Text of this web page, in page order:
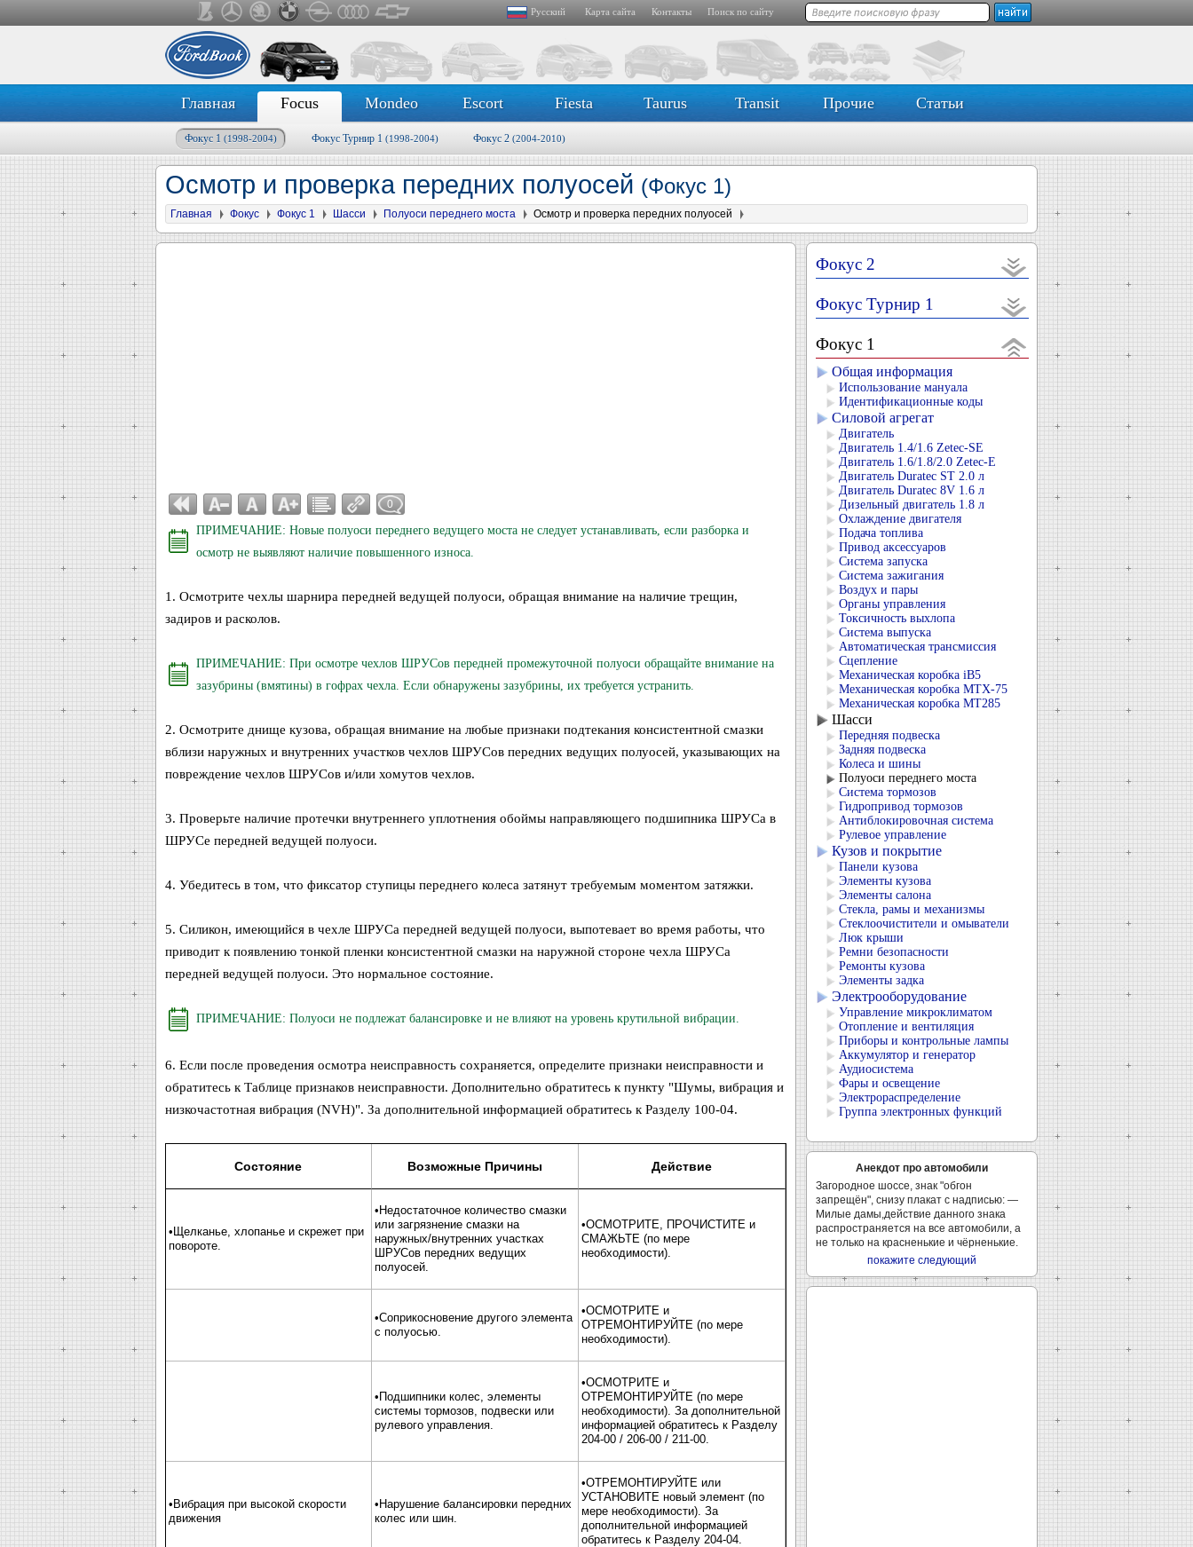
Русский Карта сайта Контакты Поиск по сайту
Главная Focus Mondeo Escort Fiesta Taurus Transit Прочие Статьи
Фокус 1 (1998-2004) Фокус Турнир 1 (1998-2004) Фокус 2 (2004-2010)
Осмотр и проверка передних полуосей (Фокус 1)
Главная Фокус Фокус 1 Шасси Полуоси переднего моста Осмотр и проверка передних полуосей
0
ПРИМЕЧАНИЕ: Новые полуоси переднего ведущего моста не следует устанавливать, если разборка и
осмотр не выявляют наличие повышенного износа.
1. Осмотрите чехлы шарнира передней ведущей полуоси, обращая внимание на наличие трещин,
задиров и расколов.
ПРИМЕЧАНИЕ: При осмотре чехлов ШРУСов передней промежуточной полуоси обращайте внимание на
зазубрины (вмятины) в гофрах чехла. Если обнаружены зазубрины, их требуется устранить.
2. Осмотрите днище кузова, обращая внимание на любые признаки подтекания консистентной смазки
вблизи наружных и внутренних участков чехлов ШРУСов передних ведущих полуосей, указывающих на
повреждение чехлов ШРУСов и/или хомутов чехлов.
3. Проверьте наличие протечки внутреннего уплотнения обоймы направляющего подшипника ШРУСа в
ШРУСе передней ведущей полуоси.
4. Убедитесь в том, что фиксатор ступицы переднего колеса затянут требуемым моментом затяжки.
5. Силикон, имеющийся в чехле ШРУСа передней ведущей полуоси, выпотевает во время работы, что
приводит к появлению тонкой пленки консистентной смазки на наружной стороне чехла ШРУСа
передней ведущей полуоси. Это нормальное состояние.
ПРИМЕЧАНИЕ: Полуоси не подлежат балансировке и не влияют на уровень крутильной вибрации.
6. Если после проведения осмотра неисправность сохраняется, определите признаки неисправности и
обратитесь к Таблице признаков неисправности. Дополнительно обратитесь к пункту "Шумы, вибрация и
низкочастотная вибрация (NVH)". За дополнительной информацией обратитесь к Разделу 100-04.
Состояние Возможные Причины Действие
•Щелканье, хлопанье и скрежет при
повороте.
•Недостаточное количество смазки
или загрязнение смазки на
наружных/внутренних участках
ШРУСов передних ведущих
полуосей.
•ОСМОТРИТЕ, ПРОЧИСТИТЕ и
СМАЖЬТЕ (по мере
необходимости).
•Соприкосновение другого элемента
с полуосью.
•ОСМОТРИТЕ и
ОТРЕМОНТИРУЙТЕ (по мере
необходимости).
•Подшипники колес, элементы
системы тормозов, подвески или
рулевого управления.
•ОСМОТРИТЕ и
ОТРЕМОНТИРУЙТЕ (по мере
необходимости). За дополнительной
информацией обратитесь к Разделу
204-00 / 206-00 / 211-00.
•Вибрация при высокой скорости
движения
•Нарушение балансировки передних
колес или шин.
•ОТРЕМОНТИРУЙТЕ или
УСТАНОВИТЕ новый элемент (по
мере необходимости). За
дополнительной информацией
обратитесь к Разделу 204-04.
Фокус 2
Фокус Турнир 1
Фокус 1
Общая информация
Использование мануала
Идентификационные коды
Силовой агрегат
Двигатель
Двигатель 1.4/1.6 Zetec-SE
Двигатель 1.6/1.8/2.0 Zetec-E
Двигатель Duratec ST 2.0 л
Двигатель Duratec 8V 1.6 л
Дизельный двигатель 1.8 л
Охлаждение двигателя
Подача топлива
Привод аксессуаров
Система запуска
Система зажигания
Воздух и пары
Органы управления
Токсичность выхлопа
Система выпуска
Автоматическая трансмиссия
Сцепление
Механическая коробка iB5
Механическая коробка MTX-75
Механическая коробка MT285
Шасси
Передняя подвеска
Задняя подвеска
Колеса и шины
Полуоси переднего моста
Система тормозов
Гидропривод тормозов
Антиблокировочная система
Рулевое управление
Кузов и покрытие
Панели кузова
Элементы кузова
Элементы салона
Стекла, рамы и механизмы
Стеклоочистители и омыватели
Люк крыши
Ремни безопасности
Ремонты кузова
Элементы задка
Электрооборудование
Управление микроклиматом
Отопление и вентиляция
Приборы и контрольные лампы
Аккумулятор и генератор
Аудиосистема
Фары и освещение
Электрораспределение
Группа электронных функций
Анекдот про автомобили
Загородное шоссе, знак "обгон
запрещён", снизу плакат с надписью: —
Милые дамы,действие данного знака
распространяется на все автомобили, а
не только на красненькие и чёрненькие.
покажите следующий